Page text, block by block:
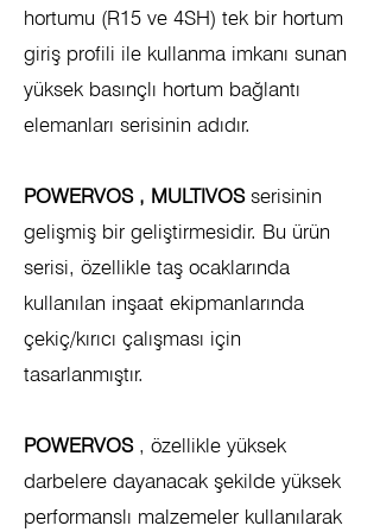
hortumu (R15 ve 4SH) tek bir hortum
giriş profili ile kullanma imkanı sunan
yüksek basınçlı hortum bağlantı
elemanları serisinin adıdır.
POWERVOS , MULTIVOSserisinin
gelişmiş bir geliştirmesidir. Bu ürün
serisi, özellikle taş ocaklarında
kullanılan inşaat ekipmanlarında
çekiç/kırıcı çalışması için
tasarlanmıştır.
POWERVOS, özellikle yüksek
darbelere dayanacak şekilde yüksek
performanslı malzemeler kullanılarak